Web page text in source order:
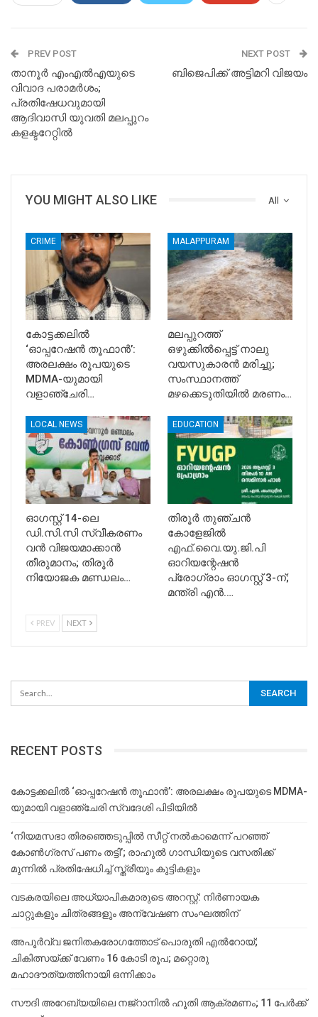
PREV POST
താനൂര്‍ എംഎല്‍എയുടെ
വിവാദ പരാമര്‍ശം;
പ്രതിഷേധവുമായി
ആദിവാസി യുവതി മലപ്പുറം
കളക്ടറേറ്റില്‍
NEXT POST
ബിജെപിക്ക് അട്ടിമറി വിജയം
All
YOU MIGHT ALSO LIKE
CRIME
കോട്ടക്കലിൽ
‘ഓപ്പറേഷൻ തൂഫാൻ’:
അരലക്ഷം രൂപയുടെ
MDMA-യുമായി
വളാഞ്ചേരി…
MALAPPURAM
മലപ്പുറത്ത്
ഒഴുക്കിൽപ്പെട്ട് നാലു
വയസുകാരൻ മരിച്ചു;
സംസ്ഥാനത്ത്
മഴക്കെടുതിയിൽ മരണം…
LOCAL NEWS
ഓഗസ്റ്റ് 14-ലെ
ഡി.സി.സി സ്വീകരണം
വൻ വിജയമാക്കാൻ
തീരുമാനം; തിരൂർ
നിയോജക മണ്ഡലം…
EDUCATION
​തിരൂർ തുഞ്ചൻ
കോളേജിൽ
എഫ്.വൈ.യു.ജി.പി
ഓറിയന്റേഷൻ
പ്രോഗ്രാം ഓഗസ്റ്റ് 3-ന്;
മന്ത്രി എൻ.…
PREV NEXT
RECENT POSTS
കോട്ടക്കലിൽ ‘ഓപ്പറേഷൻ തൂഫാൻ’: അരലക്ഷം രൂപയുടെ MDMA-
യുമായി വളാഞ്ചേരി സ്വദേശി പിടിയിൽ
‘നിയമസഭാ തിരഞ്ഞെടുപ്പിൽ സീറ്റ് നൽകാമെന്ന് പറഞ്ഞ്
കോൺഗ്രസ് പണം തട്ടി’; രാഹുൽ ഗാന്ധിയുടെ വസതിക്ക്
മുന്നിൽ പ്രതിഷേധിച്ച് സ്ത്രീയും കുട്ടികളും
വടകരയിലെ അധ്യാപികമാരുടെ അറസ്റ്റ്: നിർണായക
ചാറ്റുകളും ചിത്രങ്ങളും അന്വേഷണ സംഘത്തിന്
അപൂര്‍വ്വ ജനിതകരോഗത്തോട് പൊരുതി എല്‍റോയ്;
ചികിത്സയ്ക്ക് വേണം 16 കോടി രൂപ; മറ്റൊരു
മഹാദൗത്യത്തിനായി ഒന്നിക്കാം
സൗദി അറേബ്യയിലെ നജ്‌റാനില്‍ ഹൂതി ആക്രമണം; 11 പേര്‍ക്ക്